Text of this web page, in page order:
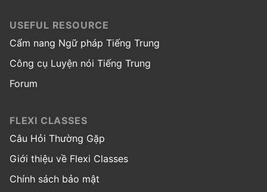
USEFUL RESOURCE
Cẩm nang Ngữ pháp Tiếng Trung
Công cụ Luyện nói Tiếng Trung
Forum
FLEXI CLASSES
Câu Hỏi Thường Gặp
Giới thiệu về Flexi Classes
Chính sách bảo mật